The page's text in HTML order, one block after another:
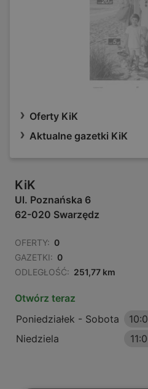
Oferty KiK
Aktualne gazetki KiK
KiK
Ul. Poznańska 6
62-020 Swarzędz
OFERTY: 0
GAZETKI: 0
ODLEGŁOŚĆ: 251,77 km
Otwórz teraz
Poniedziałek - Sobota
Niedziela